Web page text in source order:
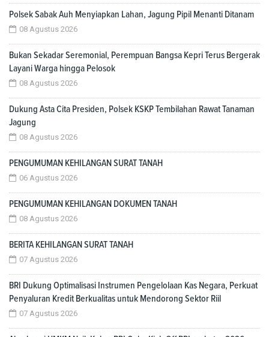
Polsek Sabak Auh Menyiapkan Lahan, Jagung Pipil Menanti Ditanam
08 Agustus 2026
Bukan Sekadar Seremonial, Perempuan Bangsa Kepri Terus Bergerak
Layani Warga hingga Pelosok
08 Agustus 2026
Dukung Asta Cita Presiden, Polsek KSKP Tembilahan Rawat Tanaman
Jagung
08 Agustus 2026
PENGUMUMAN KEHILANGAN SURAT TANAH
06 Agustus 2026
PENGUMUMAN KEHILANGAN DOKUMEN TANAH
08 Agustus 2026
BERITA KEHILANGAN SURAT TANAH
07 Agustus 2026
BRI Dukung Optimalisasi Instrumen Pengelolaan Kas Negara, Perkuat
Penyaluran Kredit Berkualitas untuk Mendorong Sektor Riil
07 Agustus 2026